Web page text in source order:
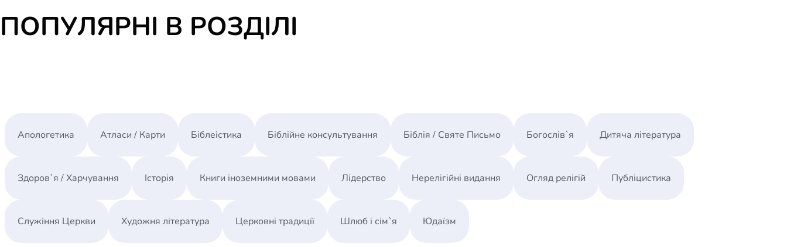
ПОПУЛЯРНІ В РОЗДІЛІ
Апологетика Атласи / Карти Біблеістика Біблійне консультування Біблія / Святе Письмо Богослів`я Дитяча література
Здоров`я / Харчування Історія Книги іноземними мовами Лідерство Нерелігійні видання Огляд релігій Публіцистика
Служіння Церкви Художня література Церковні традиції Шлюб і сім`я Юдаїзм